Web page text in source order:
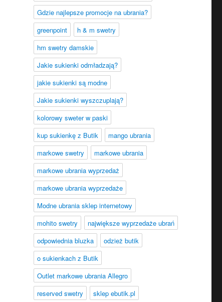
Gdzie najlepsze promocje na ubrania?
greenpoint
h & m swetry
hm swetry damskie
Jakie sukienki odmładzają?
jakie sukienki są modne
Jakie sukienki wyszczuplają?
kolorowy sweter w paski
kup sukienkę z Butik
mango ubrania
markowe swetry
markowe ubrania
markowe ubrania wyprzedaż
markowe ubrania wyprzedaże
Modne ubrania sklep internetowy
mohito swetry
największe wyprzedaże ubrań
odpowiednia bluzka
odzież butik
o sukienkach z Butik
Outlet markowe ubrania Allegro
reserved swetry
sklep ebutik.pl